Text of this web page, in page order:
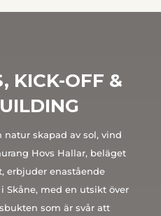
KICK-OFF &
natur skapad av sol, vind
Hovs Hallar, beläget
erbjuder enastående
Skåne, med en utsikt över
som är svår att